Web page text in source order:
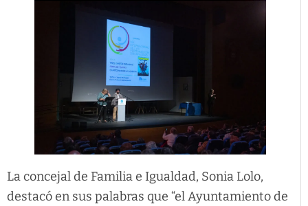
La concejal de Familia e Igualdad, Sonia Lolo,
destacó en sus palabras que “el Ayuntamiento de